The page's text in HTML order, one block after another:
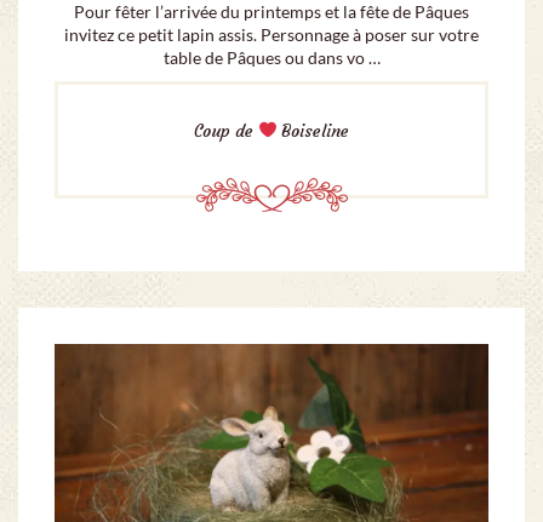
Pour fêter l’arrivée du printemps et la fête de Pâques
invitez ce petit lapin assis. Personnage à poser sur votre
table de Pâques ou dans vo …
Coup de Boiseline